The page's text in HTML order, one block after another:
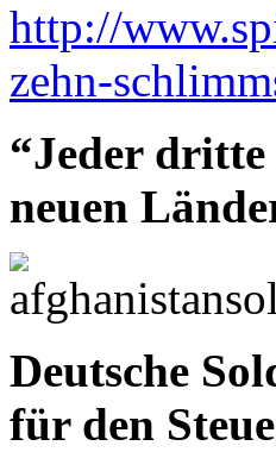
http://
zehn-
“Jeder dritte
neuen
Deutsche
für den